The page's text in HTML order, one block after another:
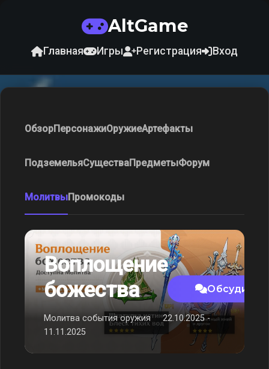
AltGame
Главная Игры Регистрация Вход
ОбзорПерсонажиОружиеАртефакты
ПодземельяСуществаПредметыФорум
МолитвыПромокоды
Воплощение
божества
Обсудить
Молитва события оружия
22.10.2025 -
11.11.2025